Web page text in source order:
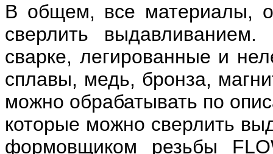
В общем, все материалы,
сверлить
сварке, легированные и
сплавы, медь, бронза,
можно обрабатывать по
которые можно сверлить
формовщиком резьбы